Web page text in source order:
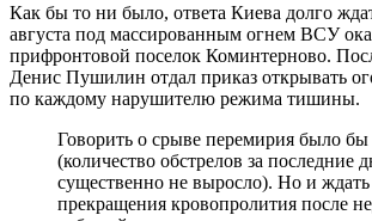
Как бы то ни было, ответа Киева долго
августа под массированным огнем ВСУ
прифронтовой поселок Коминтерново.
Денис Пушилин отдал приказ открывать
по каждому нарушителю режима тишины.
Говорить о срыве перемирия было бы
(количество обстрелов за последние
существенно не выросло). Но и ждать
прекращения кровопролития после